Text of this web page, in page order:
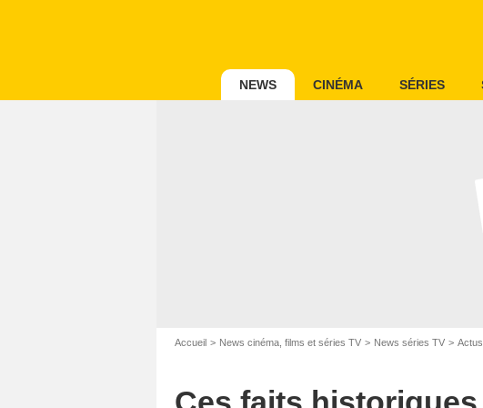
NEWS CINÉMA SÉRIES
Accueil News cinéma, films et séries TV News séries TV